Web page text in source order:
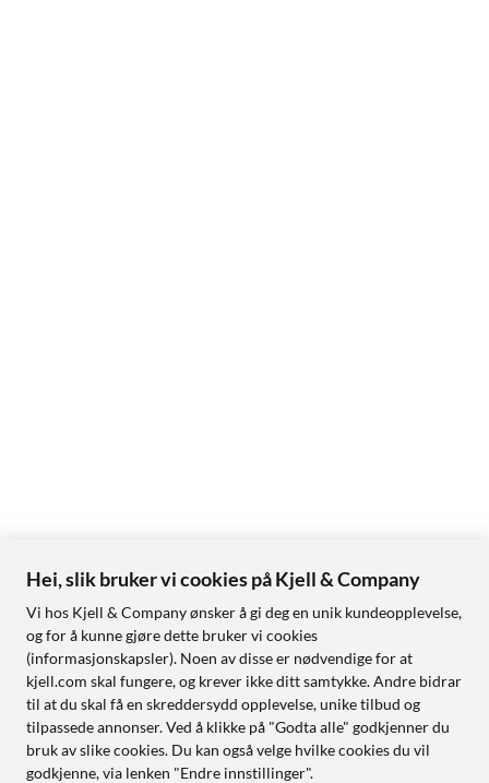
Hei, slik bruker vi cookies på Kjell & Company
Vi hos Kjell & Company ønsker å gi deg en unik kundeopplevelse,
og for å kunne gjøre dette bruker vi cookies
(informasjonskapsler). Noen av disse er nødvendige for at
kjell.com skal fungere, og krever ikke ditt samtykke. Andre bidrar
til at du skal få en skreddersydd opplevelse, unike tilbud og
tilpassede annonser. Ved å klikke på "Godta alle" godkjenner du
bruk av slike cookies. Du kan også velge hvilke cookies du vil
godkjenne, via lenken "Endre innstillinger".